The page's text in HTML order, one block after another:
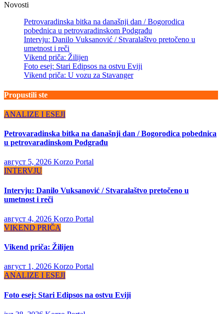
Novosti
Petrovaradinska bitka na današnji dan / Bogorodica
pobednica u petrovaradinskom Podgrađu
Intervju: Danilo Vuksanović / Stvaralaštvo pretočeno u
umetnost i reči
Vikend priča: Žilijen
Foto esej: Stari Edipsos na ostvu Eviji
Vikend priča: U vozu za Stavanger
Propustili ste
ANALIZE I ESEJI
Petrovaradinska bitka na današnji dan / Bogorodica pobednica
u petrovaradinskom Podgrađu
август 5, 2026 Korzo Portal
INTERVJU
Intervju: Danilo Vuksanović / Stvaralaštvo pretočeno u
umetnost i reči
август 4, 2026 Korzo Portal
VIKEND PRIČA
Vikend priča: Žilijen
август 1, 2026 Korzo Portal
ANALIZE I ESEJI
Foto esej: Stari Edipsos na ostvu Eviji